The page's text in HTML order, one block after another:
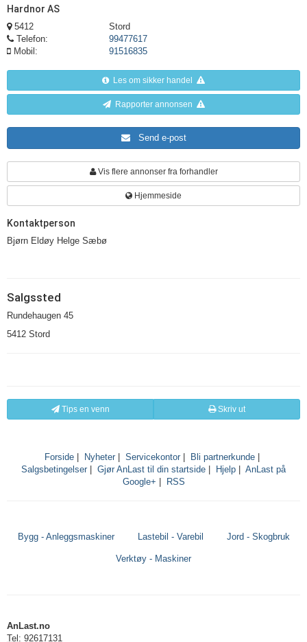
Hardnor AS
5412
Stord
Telefon:
99477617
Mobil:
91516835
Les om sikker handel
Rapporter annonsen
Send e-post
Vis flere annonser fra forhandler
Hjemmeside
Kontaktperson
Bjørn Eldøy Helge Sæbø
Salgssted
Rundehaugen 45
5412 Stord
Tips en venn Skriv ut
Forside Nyheter Servicekontor Bli partnerkunde
Salgsbetingelser
Gjør AnLast til din startside Hjelp
AnLast på
Google+
RSS
Bygg - Anleggsmaskiner Lastebil - Varebil Jord - Skogbruk
Verktøy - Maskiner
AnLast.no
Tel: 92617131